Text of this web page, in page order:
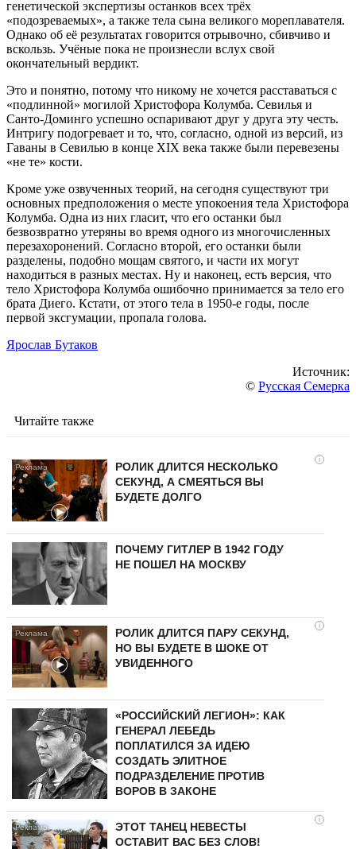
генетической экспертизы останков всех трёх
«подозреваемых», а также тела сына великого мореплавателя.
Однако об её результатах говорится отрывочно, сбивчиво и
вскользь. Учёные пока не произнесли вслух свой
окончательный вердикт.
Это и понятно, потому что никому не хочется расставаться с
«подлинной» могилой Христофора Колумба. Севилья и
Санто-Доминго успешно оспаривают друг у друга эту честь.
Интригу подогревает и то, что, согласно, одной из версий, из
Гаваны в Севилью в конце XIX века также были перевезены
«не те» кости.
Кроме уже озвученных теорий, на сегодня существуют три
основных предположения о месте упокоения тела Христофора
Колумба. Одна из них гласит, что его останки был
безвозвратно утеряны во время одного из многочисленных
перезахоронений. Согласно второй, его останки были
разделены, подобно мощам святого, и части их могут
находиться в разных местах. Ну и наконец, есть версия, что
тело Христофора Колумба ошибочно принимается за тело его
брата Диего. Кстати, от этого тела в 1950-е годы, после
первой эксгумации, пропала голова.
Ярослав Бутаков
Источник:
© Русская Семерка
Читайте также
i
РОЛИК ДЛИТСЯ НЕСКОЛЬКО
СЕКУНД, А СМЕЯТЬСЯ ВЫ
БУДЕТЕ ДОЛГО
ПОЧЕМУ ГИТЛЕР В 1942 ГОДУ
НЕ ПОШЕЛ НА МОСКВУ
i
РОЛИК ДЛИТСЯ ПАРУ СЕКУНД,
НО ВЫ БУДЕТЕ В ШОКЕ ОТ
УВИДЕННОГО
«РОССИЙСКИЙ ЛЕГИОН»: КАК
ГЕНЕРАЛ ЛЕБЕДЬ
ПОПЛАТИЛСЯ ЗА ИДЕЮ
СОЗДАТЬ ЭЛИТНОЕ
ПОДРАЗДЕЛЕНИЕ ПРОТИВ
ВОРОВ В ЗАКОНЕ
i
ЭТОТ ТАНЕЦ НЕВЕСТЫ
ОСТАВИТ ВАС БЕЗ СЛОВ!